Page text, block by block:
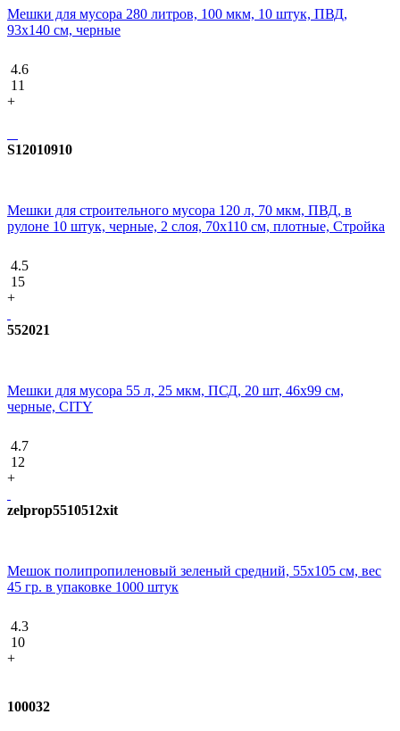
Мешки для мусора 280 литров, 100 мкм, 10 штук, ПВД,
93x140 см, черные
4.6
11
+
S12010910
Мешки для строительного мусора 120 л, 70 мкм, ПВД, в
рулоне 10 штук, черные, 2 слоя, 70x110 см, плотные, Стройка
4.5
15
+
552021
Мешки для мусора 55 л, 25 мкм, ПСД, 20 шт, 46х99 см,
черные, CITY
4.7
12
+
zelprop5510512xit
Мешок полипропиленовый зеленый средний, 55х105 см, вес
45 гр. в упаковке 1000 штук
4.3
10
+
100032